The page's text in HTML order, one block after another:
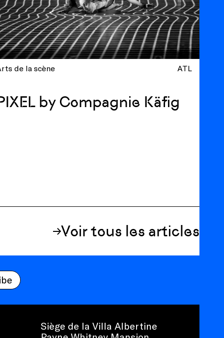
de la scène ATL
by Compagnie Käfig
Voir tous les articles
Siège de la Villa Albertine